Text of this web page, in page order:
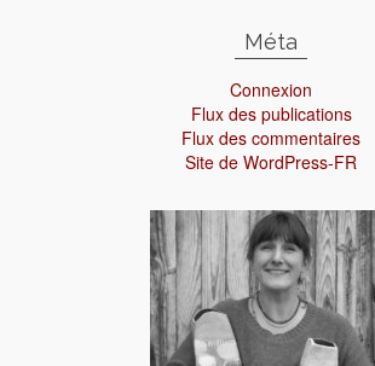
Méta
Connexion
Flux des publications
Flux des commentaires
Site de WordPress-FR